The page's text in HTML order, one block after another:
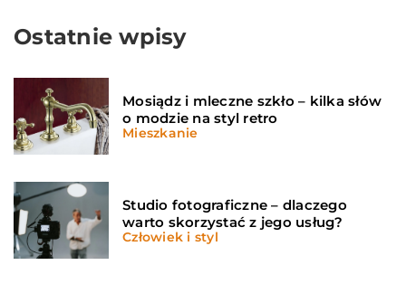
Ostatnie wpisy
Mosiądz i mleczne szkło – kilka słów
o modzie na styl retro
Mieszkanie
Studio fotograficzne – dlaczego
warto skorzystać z jego usług?
Człowiek i styl